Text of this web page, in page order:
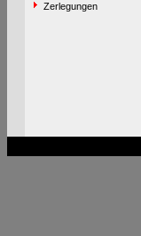
Zerlegungen